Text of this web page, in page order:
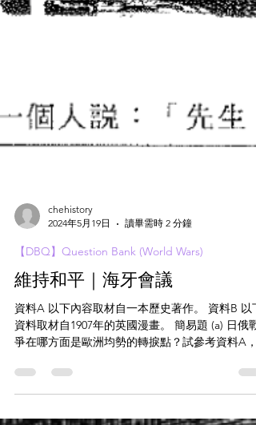
chehistory
2024年5月19日
讀畢需時 2 分鐘
【DBQ】Question Bank (World Wars)
維持和平｜海牙會議
資料A 以下內容取材自一本歷史著作。 資料B 以下
資料取材自1907年的英國漫畫。 簡易題 (a) 日俄戰
釋你的答案。 (3分) (b) 漫畫家對第二次海軍裁軍會
議的結果持什麼看法？參考資料B，解釋你的答案